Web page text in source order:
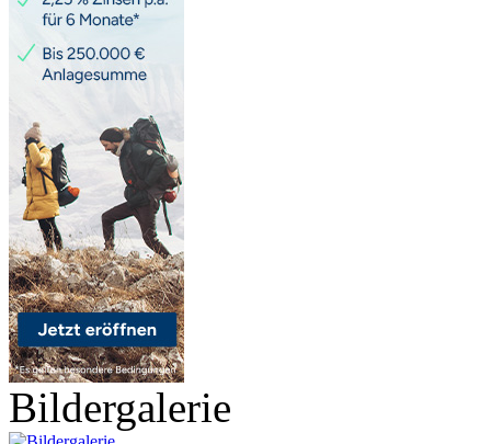
Bildergalerie